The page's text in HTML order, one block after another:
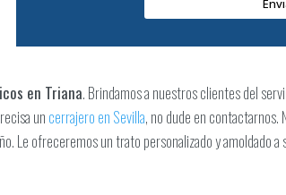
en Triana. Brindamos a nuestros clientes del
uncerrajero en Sevilla, no dude en contactarnos.
Le ofreceremos un trato personalizado y amoldado